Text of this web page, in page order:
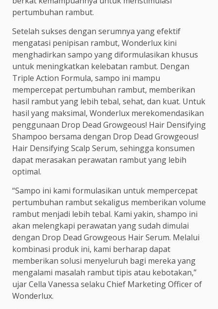
pertumbuhan rambut.
Setelah sukses dengan serumnya yang efektif
mengatasi penipisan rambut, Wonderlux kini
menghadirkan sampo yang diformulasikan khusus
untuk meningkatkan kelebatan rambut. Dengan
Triple Action Formula, sampo ini mampu
mempercepat pertumbuhan rambut, memberikan
hasil rambut yang lebih tebal, sehat, dan kuat. Untuk
hasil yang maksimal, Wonderlux merekomendasikan
penggunaan Drop Dead Growgeous! Hair Densifying
Shampoo bersama dengan Drop Dead Growgeous!
Hair Densifying Scalp Serum, sehingga konsumen
dapat merasakan perawatan rambut yang lebih
optimal.
“Sampo ini kami formulasikan untuk mempercepat
pertumbuhan rambut sekaligus memberikan volume
rambut menjadi lebih tebal. Kami yakin, shampo ini
akan melengkapi perawatan yang sudah dimulai
dengan Drop Dead Growgeous Hair Serum. Melalui
kombinasi produk ini, kami berharap dapat
memberikan solusi menyeluruh bagi mereka yang
mengalami masalah rambut tipis atau kebotakan,”
ujar Cella Vanessa selaku Chief Marketing Officer of
Wonderlux.